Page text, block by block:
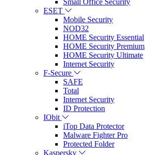
Small Office Security
ESET
Mobile Security
NOD32
HOME Security Essential
HOME Security Premium
HOME Security Ultimate
Internet Security
F-Secure
SAFE
Total
Internet Security
ID Protection
IObit
iTop Data Protector
Malware Fighter Pro
Protected Folder
Kaspersky